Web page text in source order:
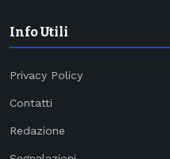
Info Utili
Privacy Policy
Contatti
Redazione